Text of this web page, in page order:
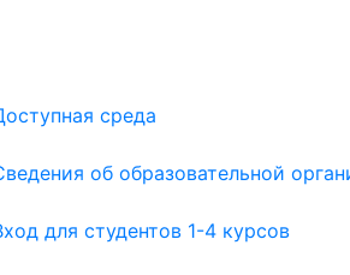
среда
об образовательной
для студентов 1-4 курсов